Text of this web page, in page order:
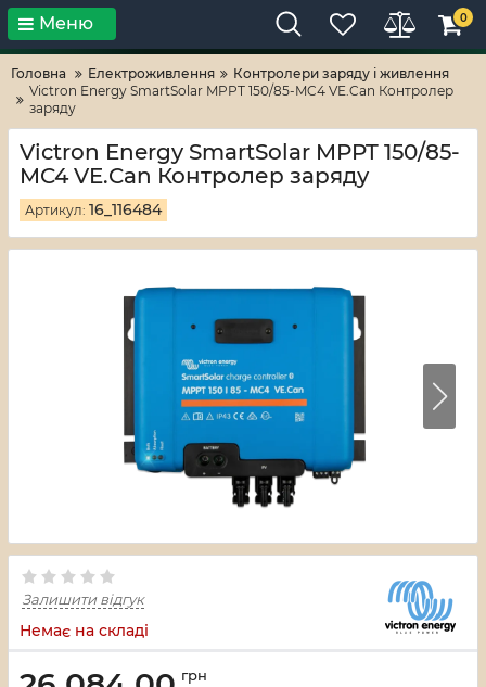
Тільки високі технології! RV-ZAFT
Меню 0
Головна Електроживлення
Контролери заряду і живлення
Victron Energy SmartSolar MPPT 150/85-MC4 VE.Can Контролер
заряду
Victron Energy SmartSolar MPPT 150/85-
MC4 VE.Can Контролер заряду
Артикул: 16_116484
Залишити відгук
Немає на складі
грн